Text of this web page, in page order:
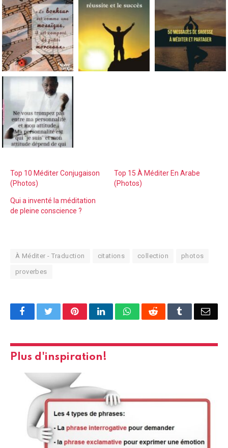
Top 10 Méditer Conjugaison
(Photos)
Top 15 À Méditer En Arabe
(Photos)
Qui a inventé la méditation
de pleine conscience ?
À Méditer - Traduction citations collection photos
proverbes
FacebookTwitterPinterestLinkedInWhatsAppReddit Tumblr
Plus d'inspiration!